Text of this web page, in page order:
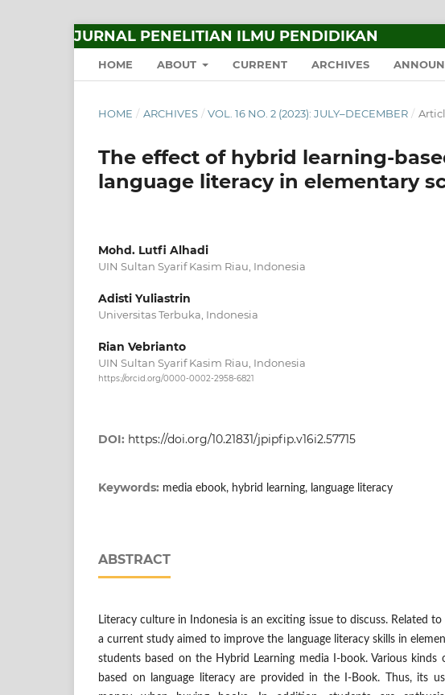
JURNAL PENELITIAN ILMU PENDIDIKAN
HOME ABOUT CURRENT ARCHIVES
HOME / ARCHIVES / VOL. 16 NO. 2 (2023): JULY–DECEMBER /
The effect of hybrid learning-
language literacy in elementary
Mohd. Lutfi Alhadi
UIN Sultan Syarif Kasim Riau, Indonesia
Adisti Yuliastrin
Universitas Terbuka, Indonesia
Rian Vebrianto
UIN Sultan Syarif Kasim Riau, Indonesia
https://orcid.org/0000-0002-2958-6821
DOI: https://doi.org/10.21831/jpipfip.v16i2.57715
Keywords: media ebook, hybrid learning, language literacy
ABSTRACT
Literacy culture in Indonesia is an exciting issue to discuss. Related
a current study aimed to improve the language literacy skills in
students based on the Hybrid Learning media I-book. Various kinds
based on language literacy are provided in the I-Book. Thus, its